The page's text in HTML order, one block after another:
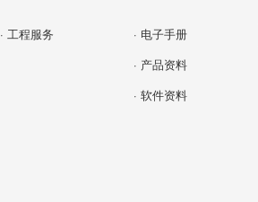
· 工程服务
· 电子手册
· 产品资料
· 软件资料